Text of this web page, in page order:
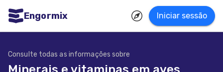
Engormix Iniciar sessão
Consulte todas as informações sobre